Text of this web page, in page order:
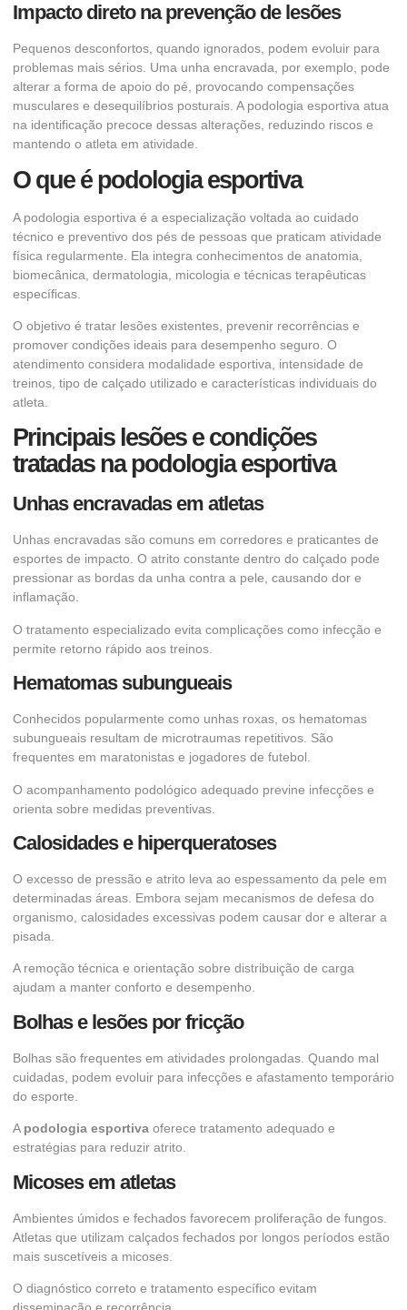
Impacto direto na prevenção de lesões
Pequenos desconfortos, quando ignorados, podem evoluir para
problemas mais sérios. Uma unha encravada, por exemplo, pode
alterar a forma de apoio do pé, provocando compensações
musculares e desequilíbrios posturais. A podologia esportiva atua
na identificação precoce dessas alterações, reduzindo riscos e
mantendo o atleta em atividade.
O que é podologia esportiva
A podologia esportiva é a especialização voltada ao cuidado
técnico e preventivo dos pés de pessoas que praticam atividade
física regularmente. Ela integra conhecimentos de anatomia,
biomecânica, dermatologia, micologia e técnicas terapêuticas
específicas.
O objetivo é tratar lesões existentes, prevenir recorrências e
promover condições ideais para desempenho seguro. O
atendimento considera modalidade esportiva, intensidade de
treinos, tipo de calçado utilizado e características individuais do
atleta.
Principais lesões e condições
tratadas na podologia esportiva
Unhas encravadas em atletas
Unhas encravadas são comuns em corredores e praticantes de
esportes de impacto. O atrito constante dentro do calçado pode
pressionar as bordas da unha contra a pele, causando dor e
inflamação.
O tratamento especializado evita complicações como infecção e
permite retorno rápido aos treinos.
Hematomas subungueais
Conhecidos popularmente como unhas roxas, os hematomas
subungueais resultam de microtraumas repetitivos. São
frequentes em maratonistas e jogadores de futebol.
O acompanhamento podológico adequado previne infecções e
orienta sobre medidas preventivas.
Calosidades e hiperqueratoses
O excesso de pressão e atrito leva ao espessamento da pele em
determinadas áreas. Embora sejam mecanismos de defesa do
organismo, calosidades excessivas podem causar dor e alterar a
pisada.
A remoção técnica e orientação sobre distribuição de carga
ajudam a manter conforto e desempenho.
Bolhas e lesões por fricção
Bolhas são frequentes em atividades prolongadas. Quando mal
cuidadas, podem evoluir para infecções e afastamento temporário
do esporte.
A podologia esportiva oferece tratamento adequado e
estratégias para reduzir atrito.
Micoses em atletas
Ambientes úmidos e fechados favorecem proliferação de fungos.
Atletas que utilizam calçados fechados por longos períodos estão
mais suscetíveis a micoses.
O diagnóstico correto e tratamento específico evitam